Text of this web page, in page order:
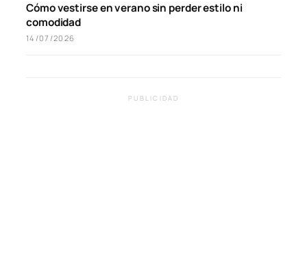
Cómo vestirse en verano sin perder estilo ni
comodidad
14/07/2026
PUBLICIDAD